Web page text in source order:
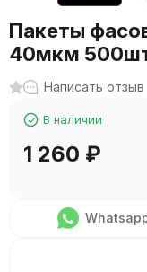
Пакеты
40мкм
Написать отзыв
В наличии
1 260 ₽